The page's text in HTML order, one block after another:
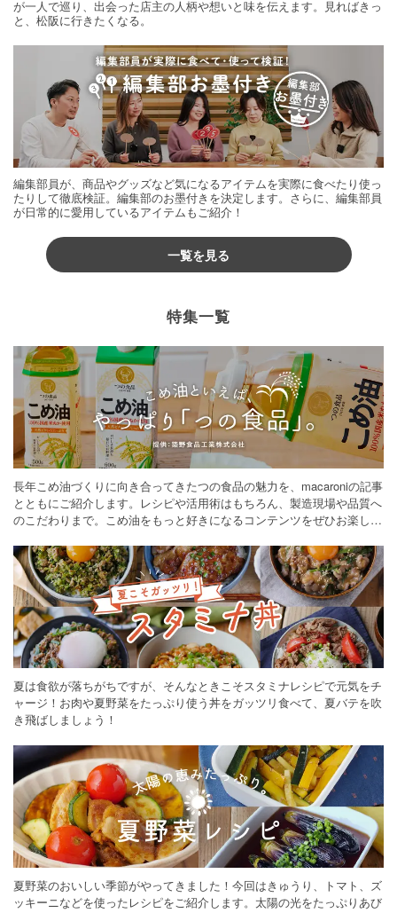
が一人で巡り、出会った店主の人柄や想いと味を伝えます。見ればきっ
と、松阪に行きたくなる。
編集部員が、商品やグッズなど気になるアイテムを実際に食べたり使っ
たりして徹底検証。編集部のお墨付きを決定します。さらに、編集部員
が日常的に愛用しているアイテムもご紹介！
一覧を見る
特集一覧
長年こめ油づくりに向き合ってきたつの食品の魅力を、macaroniの記事
とともにご紹介します。レシピや活用術はもちろん、製造現場や品質へ
のこだわりまで。こめ油をもっと好きになるコンテンツをぜひお楽しみ
夏は食欲が落ちがちですが、そんなときこそスタミナレシピで元気をチ
ャージ！お肉や夏野菜をたっぷり使う丼をガッツリ食べて、夏バテを吹
き飛ばしましょう！
夏野菜のおいしい季節がやってきました！今回はきゅうり、トマト、ズ
ッキーニなどを使ったレシピをご紹介します。太陽の光をたっぷりあび